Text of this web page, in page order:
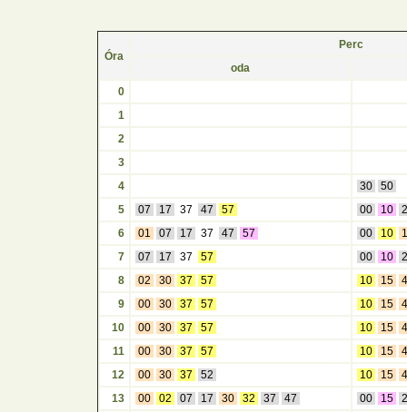
Óra
Perc
oda
0
1
2
3
4
30
50
5
07 17 37 47 57 00 10
6
01 07 17 37 47 57 00 10
7
07 17 37 57 00 10
8
02 30 37 57 10 15
9
00 30 37 57 10 15
10
00 30 37 57 10 15
11
00 30 37 57 10 15
12
00 30 37 52 10 15
13
00 02 07 17 30 32 37 47 00 15